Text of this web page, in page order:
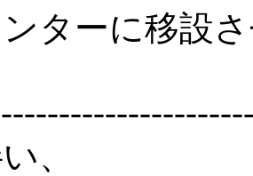
ターに移設
、